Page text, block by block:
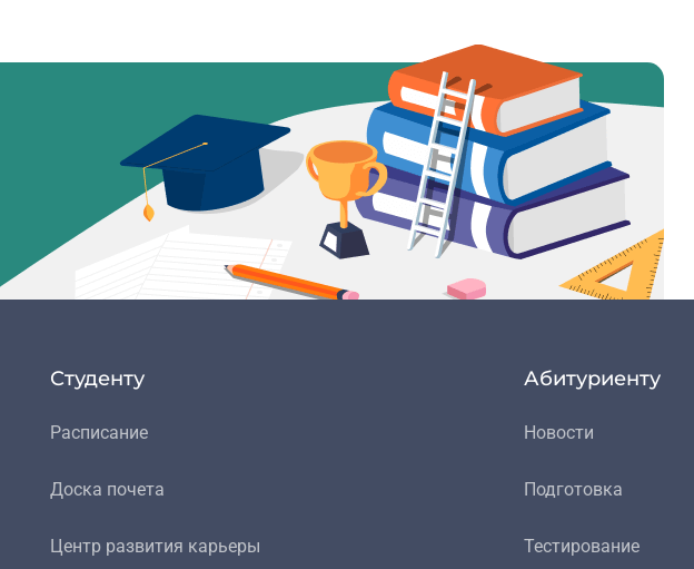
Студенту
Расписание
Доска почета
Центр развития карьеры
Абитуриенту
Новости
Подготовка
Тестирование